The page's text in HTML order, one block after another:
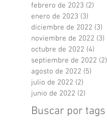
febrero de 2023 (2)
enero de 2023 (3)
diciembre de 2022 (3)
noviembre de 2022 (3)
octubre de 2022 (4)
septiembre de 2022 (2)
agosto de 2022 (5)
julio de 2022 (2)
junio de 2022 (2)
Buscar por tags